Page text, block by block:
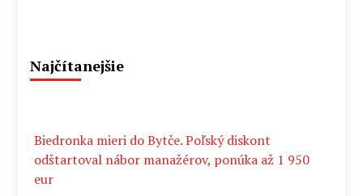
Najčítanejšie
Biedronka mieri do Bytče. Poľský diskont
odštartoval nábor manažérov, ponúka až 1 950
eur